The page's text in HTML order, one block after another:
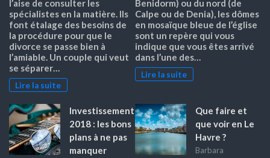
l’aise de consulter les
spécialistes en la matière. Ils
font étalage des besoins de
la procédure pour que le
divorce se passe bien à
l’amiable. Un couple qui veut
se séparer…
Lire la suite
Benidorm) ou du nord (de
Calpe ou de Denia), les dômes
en mosaïque bleue de l’église
sont un repère qui vous
indique que vous êtes arrivé
dans l’une des…
Lire la suite
Investissement
2018 : les bons
plans à ne pas
manquer
Que faire et
que voir en Le
Havre ?
Barbara